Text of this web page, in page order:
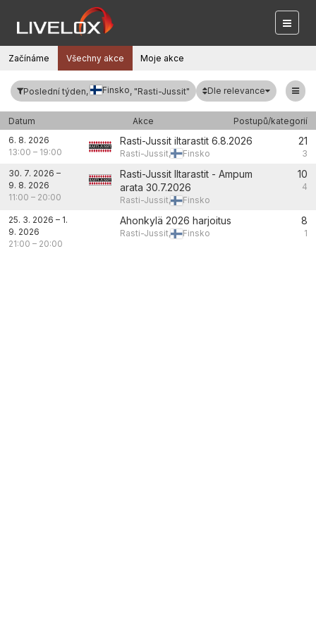
Začínáme Všechny akce Moje akce
Poslední týden, Finsko, "Rasti-Jussit" Dle relevance
Datum Akce
Postupů/kategorií
6. 8. 2026
13:00 – 19:00
Rasti-Jussit iltarastit 6.8.2026
Rasti-Jussit, Finsko
21
3
30. 7. 2026 –
9. 8. 2026
11:00 – 20:00
Rasti-Jussit Iltarastit - Ampum
arata 30.7.2026
Rasti-Jussit, Finsko
10
4
25. 3. 2026 – 1.
9. 2026
21:00 – 20:00
Ahonkylä 2026 harjoitus
Rasti-Jussit, Finsko
8
1